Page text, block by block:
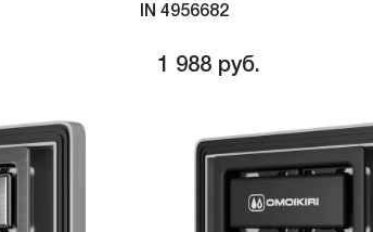
IN 4956682
1 988 руб.